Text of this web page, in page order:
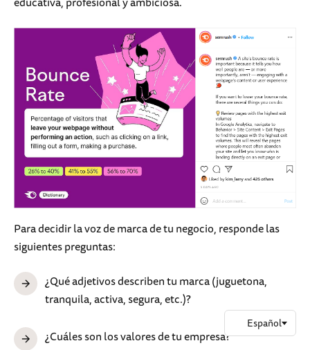
Para decidir la voz de marca de tu negocio, responde las
siguientes preguntas:
¿Qué adjetivos describen tu marca (juguetona,
tranquila, activa, segura, etc.)?
¿Cuáles son los valores de tu empresa?